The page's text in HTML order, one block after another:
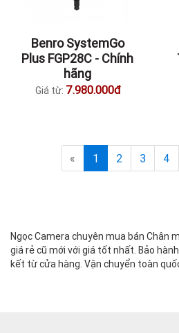
Benro SystemGo
Plus FGP28C - Chính
hãng
Giá từ: 7.980.000đ
« 1 2 3 4
Ngọc Camera chuyên mua bán Chân
giá rẻ cũ mới với giá tốt nhất. Bảo
kết từ cửa hàng. Vận chuyển toàn